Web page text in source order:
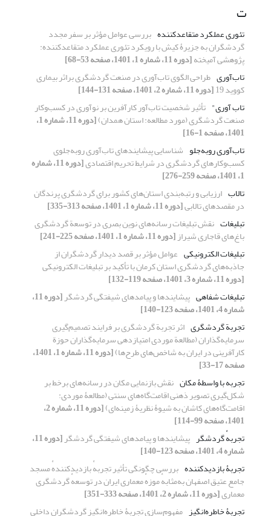
ت
تئوری عملکرد متقاعدکننده بررسی عوامل مؤثر بر سفر مجدد
گردشگران به جزیرۀ کیش با رویکرد تئوری عملکرد متقاعدکننده:
پژوهشی آمیخته[دوره 11، شماره 1، 1401، صفحه 53-68]
تاب‌آوری طراحی الگوی تاب‌آوری در صنعت گردشگری براثر بیماری
کووید 19
[دوره 11، شماره 2، 1401، صفحه 131-144]
تاب آوری" تأثیر شخصیت تاب‌آور کارآفرین بر نوآوری در کسب‌وکار
صنعت گردشگری (مورد مطالعه: استان همدان) [دوره 11، شماره 1،
1401، صفحه 1-16]
تاب‌آوری روبه‌جلو شناسایی پیشایندهای تاب‌آوری روبه‌جلوی
کسب‌وکارهای گردشگری در شرایط تحریم اقتصادی [دوره 11، شماره
1، 1401، صفحه 259-276]
تالاب ارزیابی و رتبه‏‌بندی استان‏‌های کشور برای گردشگری پرندگان
در مقصدهای تالابی[دوره 11، شماره 1، 1401، صفحه 313-335]
تبلیغات نقش تبلیغات رسانه‌های نوین بصری در توسعة گردشگری
باغ‌های قاجاری شیراز[دوره 11، شماره 1، 1401، صفحه 225-241]
تبلیغات الکترونیکی عوامل مؤثر بر قصد دیدار گردشگران از
جاذبه‌های گردشگری استان کرمان با تأکید بر تبلیغات الکترونیکی
[دوره 11، شماره 3، 1401، صفحه 119-132]
تبلیغات شفاهی پیشایندها و پیامدهای شیفتگی گردشگر [دوره 11،
شماره 4، 1401، صفحه 123-140]
تجربة گردشگری اثر تجربة گردشگری بر فرایند تصمیم‌گیری
سرمایه‌گذاران (مطالعة موردی امتیازدهی سرمایه‌گذاران حوزة
کارآفرینی در ایران به شاخص‌های طرح‌ها) [دوره 11، شماره 1، 1401،
صفحه 17-33]
تجربه با واسطۀ مکان نقش بازنمایی مکان در رسانه‌های برخط بر
شکل‌گیری تصویر ذهنی اقامت‌گاه‌های سنتی (مطالعۀ موردی:
اقامت‌گاه‌های کاشان به شیوۀ نظریۀ زمینه‌ای) [دوره 11، شماره 2،
1401، صفحه 99-114]
تجربهٔ گردشگر پیشایندها و پیامدهای شیفتگی گردشگر [دوره 11،
شماره 4، 1401، صفحه 123-140]
تجربۀ بازدیدکننده بررسی چگونگی تأثیر تجربهٔ بازدیدکنندهٔ مسجد
جامع عتیق اصفهان به‌مثابهٔ موزهٔ معماری ایران در توسعهٔ گردشگری
معماری[دوره 11، شماره 2، 1401، صفحه 333-351]
تجربۀ خاطره‌انگیز مفهوم‌سازی تجربۀ خاطره‌انگیز گردشگران داخلی